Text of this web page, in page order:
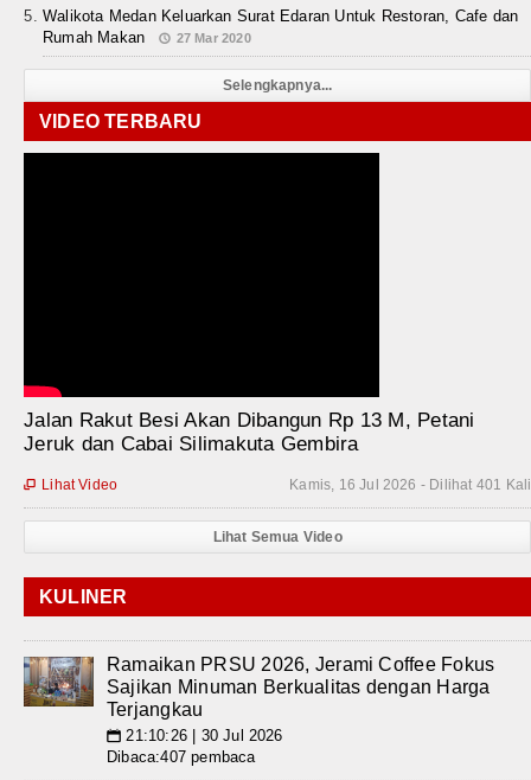
Walikota Medan Keluarkan Surat Edaran Untuk Restoran, Cafe dan
Rumah Makan
27 Mar 2020
Selengkapnya...
VIDEO TERBARU
Jalan Rakut Besi Akan Dibangun Rp 13 M, Petani
Jeruk dan Cabai Silimakuta Gembira
Kamis, 16 Jul 2026 - Dilihat 401 Kali
 Lihat Video
Lihat Semua Video
KULINER
Ramaikan PRSU 2026, Jerami Coffee Fokus
Sajikan Minuman Berkualitas dengan Harga
Terjangkau
📅 21:10:26 | 30 Jul 2026
Dibaca:407 pembaca